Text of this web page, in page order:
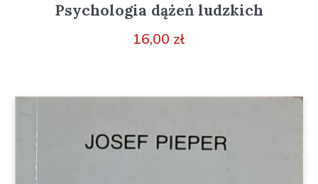
Psychologia dążeń ludzkich
16,00 zł